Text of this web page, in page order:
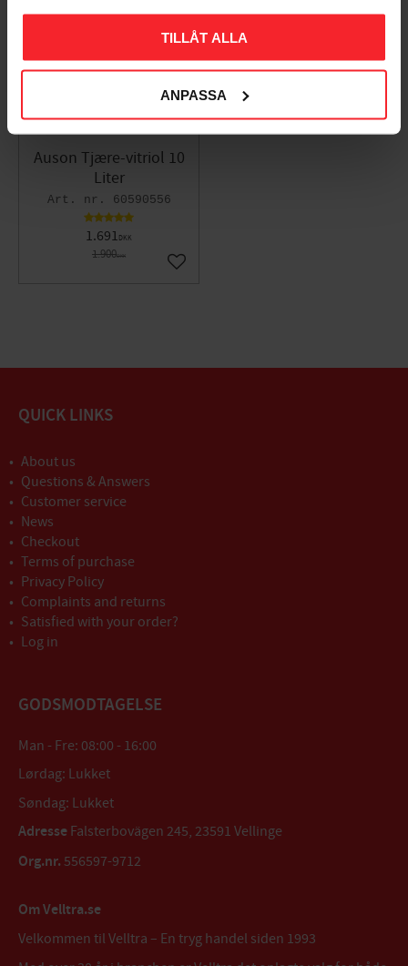
TILLÅT ALLA
ANPASSA
Auson Tjære-vitriol 10
Liter
60590556
1.691DKK
1.900DKK
11%
Gem som favorit
QUICK LINKS
About us
Questions & Answers
Customer service
News
Checkout
Terms of purchase
Privacy Policy
Complaints and returns
Satisfied with your order?
Log in
GODSMODTAGELSE
Man - Fre: 08:00 - 16:00
Lørdag: Lukket
Søndag: Lukket
Adresse Falsterbovägen 245, 23591 Vellinge
Org.nr. 556597-9712
Om Velltra.se
Velkommen til Velltra – En tryg handel siden 1993